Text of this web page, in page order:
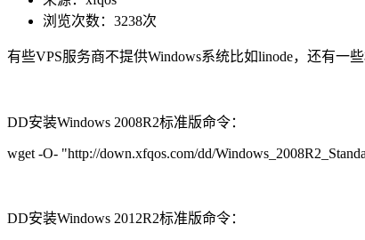
浏览次数：3238次
有些VPS服务商不提供Windows系统比如linode，还有一
DD安装Windows 2008R2标准版命令：
wget -O- "http://down.xfqos.com/dd/
DD安装Windows 2012R2标准版命令：